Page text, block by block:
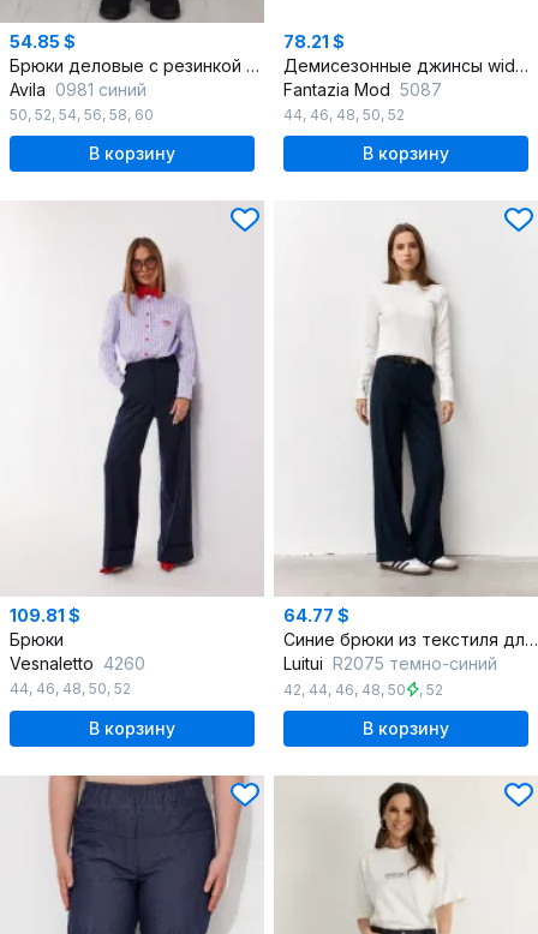
54.85 $
Брюки деловые с резинкой и застежкой-молнией
Avila 0981 синий
50, 52, 54, 56, 58, 60
В корзину
78.21 $
Демисезонные джинсы wide leg с расклешенными штанинами
Fantazia Mod 5087
44, 46, 48, 50, 52
В корзину
109.81 $
Брюки
Vesnaletto 4260
44, 46, 48, 50, 52
В корзину
64.77 $
Синие брюки из текстиля для делового образа
Luitui R2075 темно-синий
42, 44, 46, 48, 50 , 52
В корзину